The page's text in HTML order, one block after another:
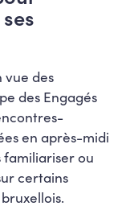
vue des
des Engagés
en après-midi
familiariser ou
certains